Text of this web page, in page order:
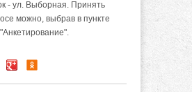
- ул. Выборная. Принять
можно, выбрав в пункте